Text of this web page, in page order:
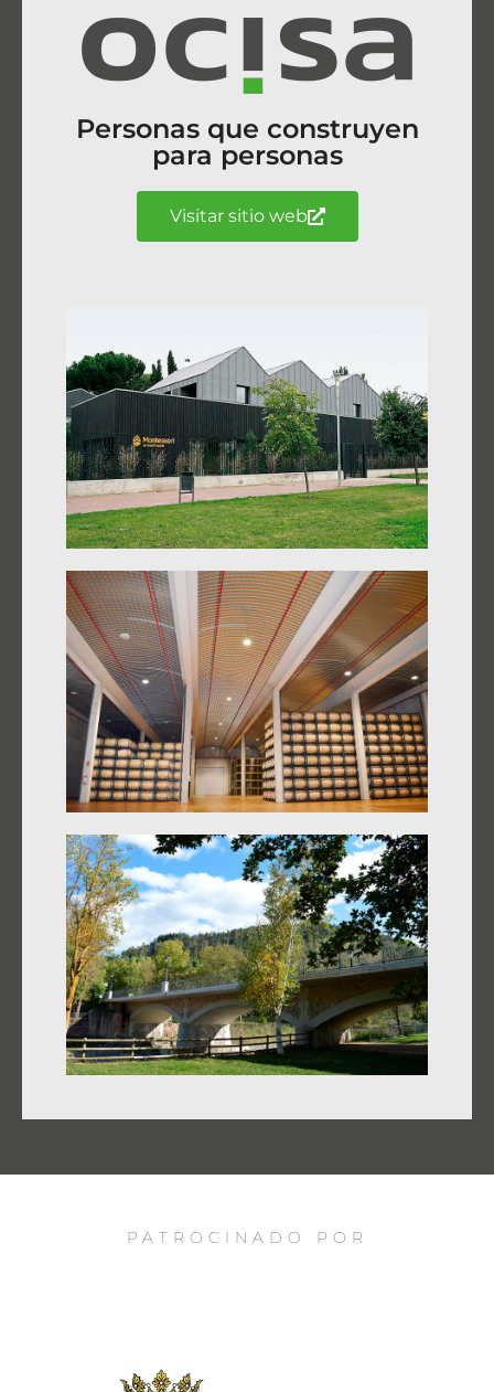
Personas que construyen
para personas
Visitar sitio web
PATROCINADO POR